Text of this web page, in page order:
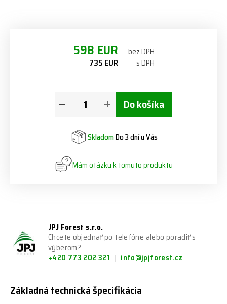
598 EUR bez DPH
735 EUR s DPH
Do košíka
SkladomDo 3 dní u Vás
Mám otázku k tomuto produktu
JPJ Forest s.r.o.
Chcete objednať po telefóne alebo poradiť s
výberom?
+420 773 202 321
info@jpjforest.cz
Základná technická špecifikácia